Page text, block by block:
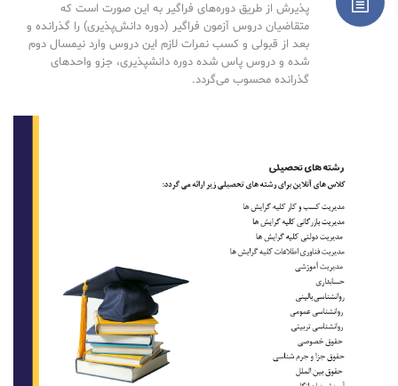
پذیرش از طریق دوره‌های فراگیر به این صورت است که
متقاضیان دروس آزمون فراگیر (دوره دانش‌پذیری) را گذرانده و
بعد از قبولی و کسب نمرات لازم این دروس وارد نیمسال دوم
شده و دروس پاس شده دوره دانشپذیری، جزو واحدهای
گذرانده محسوب می‌گردد.